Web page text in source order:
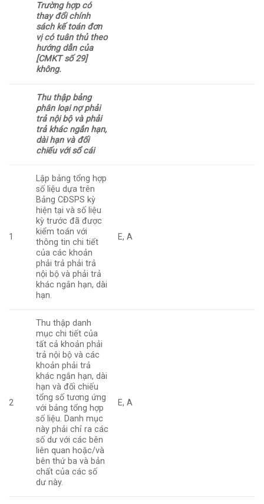
Trường hợp có
thay đổi chính
sách kế toán đơn
vị có tuân thủ theo
hướng dẫn của
[CMKT số 29]
không.
Thu thập bảng
phân loại nợ phải
trả nội bộ và phải
trả khác ngắn hạn,
dài hạn và đối
chiếu với sổ cái
1
Lập bảng tổng hợp
số liệu dựa trên
Bảng CĐSPS kỳ
hiện tại và số liệu
kỳ trước đã được
kiểm toán với
thông tin chi tiết
của các khoản
phải trả phải trả
nội bộ và phải trả
khác ngắn hạn, dài
hạn.
E, A
2
Thu thập danh
mục chi tiết của
tất cả khoản phải
trả nội bộ và các
khoản phải trả
khác ngắn hạn, dài
hạn và đối chiếu
tổng số tương ứng
với bảng tổng hợp
số liệu. Danh mục
này phải chỉ ra các
số dư với các bên
liên quan hoặc/và
bên thứ ba và bản
chất của các số
dư này.
E, A